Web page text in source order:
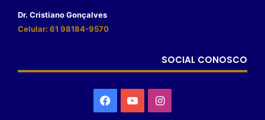
Dr. Cristiano Gonçalves
Celular: 61 98184-9570
SOCIAL CONOSCO